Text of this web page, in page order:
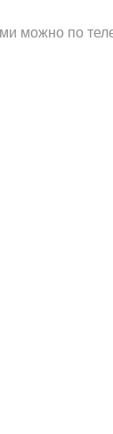
можно по